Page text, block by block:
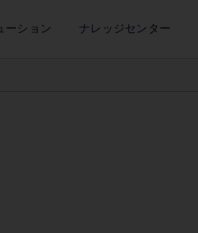
ーション ナレッジセンター